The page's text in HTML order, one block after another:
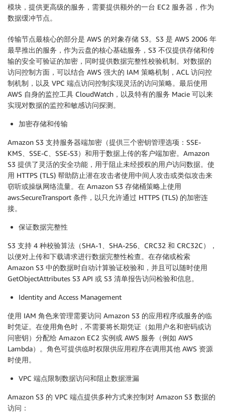
模块，提供更高级的服务，需要提供额外的一台 EC2 服务器，作为
数据缓冲节点。
传输节点最核心的部分是 AWS 的对象存储 S3。S3 是 AWS 2006 年
最早推出的服务，作为云盘的核心基础服务，S3 不仅提供存储和传
输的安全可验证的加密，同时提供数据完整性校验机制。对数据的
访问控制方面，可以结合 AWS 强大的 IAM 策略机制，ACL 访问控
制机制，以及 VPC 端点访问控制实现灵活的访问策略。最后使用
AWS 自身的监控工具 CloudWatch，以及特有的服务 Macie 可以来
实现对数据的监控和敏感访问探测。
加密存储和传输
Amazon S3 支持服务器端加密（提供三个密钥管理选项：SSE-
KMS、SSE-C、SSE-S3）和用于数据上传的客户端加密。Amazon
S3 提供了灵活的安全功能，用于阻止未经授权的用户访问数据。使
用 HTTPS (TLS) 帮助防止潜在攻击者使用中间人攻击或类似攻击来
窃听或操纵网络流量。在 Amazon S3 存储桶策略上使用
aws:SecureTransport 条件，以只允许通过 HTTPS (TLS) 的加密连
接。
保证数据完整性
S3 支持 4 种校验算法（SHA-1、SHA-256、CRC32 和 CRC32C），
以便对上传和下载请求进行数据完整性检查。在存储或检索
Amazon S3 中的数据时自动计算验证校验和，并且可以随时使用
GetObjectAttributes S3 API 或 S3 清单报告访问检验和信息。
Identity and Access Management
使用 IAM 角色来管理需要访问 Amazon S3 的应用程序或服务的临
时凭证。在使用角色时，不需要将长期凭证（如用户名和密码或访
问密钥）分配给 Amazon EC2 实例或 AWS 服务（例如 AWS
Lambda）。角色可提供临时权限供应用程序在调用其他 AWS 资源
时使用。
VPC 端点限制数据访问和阻止数据泄漏
Amazon S3 的 VPC 端点提供多种方式来控制对 Amazon S3 数据的
访问：